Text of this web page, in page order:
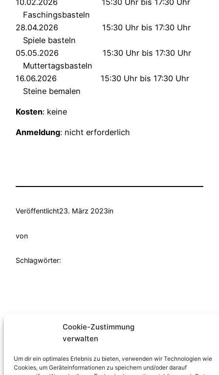
Cookie-Zustimmung
verwalten
Um dir ein optimales Erlebnis zu bieten, verwenden wir Technologien wie
Cookies, um Geräteinformationen zu speichern und/oder darauf
Faschingsbasteln
28.04.2026 15:30 Uhr bis 17:30 Uhr
Spiele basteln
05.05.2026 15:30 Uhr bis 17:30 Uhr
Muttertagsbasteln
16.06.2026 15:30 Uhr bis 17:30 Uhr
Steine bemalen
Kosten: keine
Anmeldung: nicht erforderlich
Veröffentlicht23. März 2023in
von
Schlagwörter:
Familienzentrum
Verein